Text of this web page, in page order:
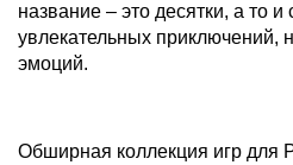
название – это десятки, а то и
увлекательных приключений,
эмоций.
Обширная коллекция игр для